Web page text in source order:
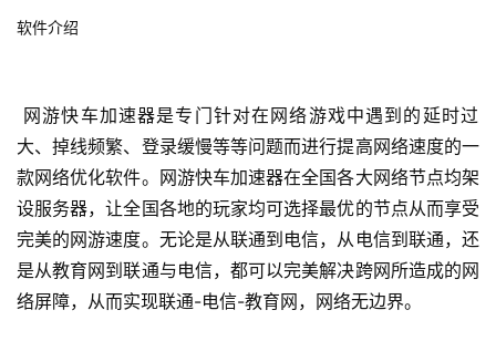
软件介绍
大、掉线频繁、登录缓慢等等问题而进行提高网络速度的一
款网络优化软件。网游快车加速器在全国各大网络节点均架
设服务器，让全国各地的玩家均可选择最优的节点从而享受
完美的网游速度。无论是从联通到电信，从电信到联通，还
是从教育网到联通与电信，都可以完美解决跨网所造成的网
络屏障，从而实现联通-电信-教育网，网络无边界。